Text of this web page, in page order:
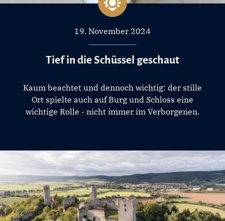
19. November 2024
Tief in die Schüssel geschaut
Kaum beachtet und dennoch wichtig: der stille
Ort spielte auch auf Burg und Schloss eine
wichtige Rolle - nicht immer im Verborgenen.